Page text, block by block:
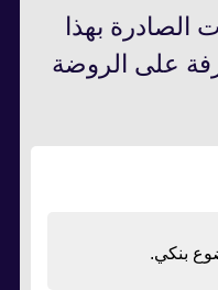
الصادرة بهذا
على الروضة
بنكي.